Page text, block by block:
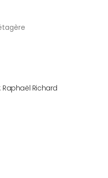
Raphaël Richard